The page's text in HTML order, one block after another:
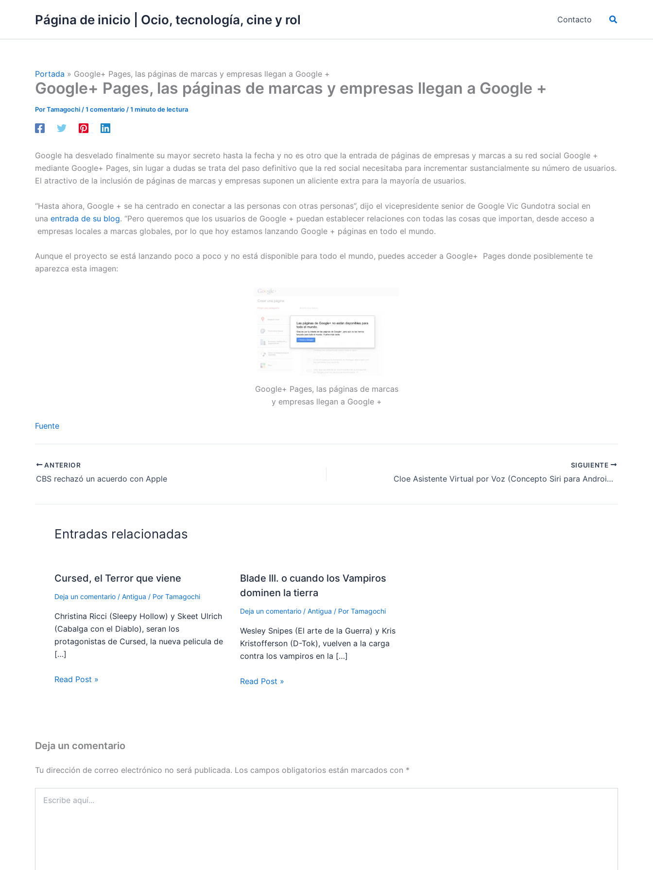
Página de inicio | Ocio, tecnología, cine y rol Contacto Buscar
Portada » Google+ Pages, las páginas de marcas y empresas llegan a Google +
Google+ Pages, las páginas de marcas y empresas llegan a Google +
PorTamagochi /1 comentario /1 minuto de lectura
Google ha desvelado finalmente su mayor secreto hasta la fecha y no es otro que la entrada de páginas de empresas y marcas a su red social Google +
mediante Google+ Pages, sin lugar a dudas se trata del paso definitivo que la red social necesitaba para incrementar sustancialmente su número de usuarios.
El atractivo de la inclusión de páginas de marcas y empresas suponen un aliciente extra para la mayoría de usuarios.
“Hasta ahora, Google + se ha centrado en conectar a las personas con otras personas”, dijo el vicepresidente senior de Google Vic Gundotra social en
una entrada de su blog. “Pero queremos que los usuarios de Google + puedan establecer relaciones con todas las cosas que importan, desde acceso a
empresas locales a marcas globales, por lo que hoy estamos lanzando Google + páginas en todo el mundo.
Aunque el proyecto se está lanzando poco a poco y no está disponible para todo el mundo, puedes acceder a Google+ Pages donde posiblemente te
aparezca esta imagen:
Google+ Pages, las páginas de marcas
y empresas llegan a Google +
Fuente
ANTERIOR
CBS rechazó un acuerdo con Apple
SIGUIENTE
Cloe Asistente Virtual por Voz (Concepto Siri para Android en Español)
Entradas relacionadas
Cursed, el Terror que viene
Deja un comentario / Antigua / Por Tamagochi
Christina Ricci (Sleepy Hollow) y Skeet Ulrich
(Cabalga con el Diablo), seran los
protagonistas de Cursed, la nueva pelicula de
[…]
Read Post »
Blade III. o cuando los Vampiros
dominen la tierra
Deja un comentario / Antigua / Por Tamagochi
Wesley Snipes (El arte de la Guerra) y Kris
Kristofferson (D-Tok), vuelven a la carga
contra los vampiros en la […]
Read Post »
Deja un comentario
Tu dirección de correo electrónico no será publicada. Los campos obligatorios están marcados con *
aquí...